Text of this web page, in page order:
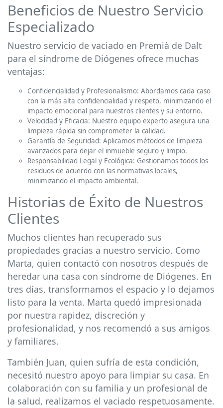
Beneficios de Nuestro Servicio
Especializado
Nuestro servicio de vaciado en Premià de Dalt
para el síndrome de Diógenes ofrece muchas
ventajas:
Confidencialidad y Profesionalismo: Abordamos cada caso
con la más alta confidencialidad y respeto, minimizando el
impacto emocional para nuestros clientes y su entorno.
Velocidad y Eficacia: Nuestro equipo experto asegura una
limpieza rápida sin comprometer la calidad.
Garantía de Seguridad: Aplicamos métodos de limpieza
avanzados para dejar el inmueble seguro y limpio.
Responsabilidad Legal y Ecológica: Gestionamos todos los
residuos de acuerdo con las normativas locales,
minimizando el impacto ambiental.
Historias de Éxito de Nuestros
Clientes
Muchos clientes han recuperado sus
propiedades gracias a nuestro servicio. Como
Marta, quien contactó con nosotros después de
heredar una casa con síndrome de Diógenes. En
tres días, transformamos el espacio y lo dejamos
listo para la venta. Marta quedó impresionada
por nuestra rapidez, discreción y
profesionalidad, y nos recomendó a sus amigos
y familiares.
También Juan, quien sufría de esta condición,
necesitó nuestro apoyo para limpiar su casa. En
colaboración con su familia y un profesional de
la salud, realizamos el vaciado respetuosamente.